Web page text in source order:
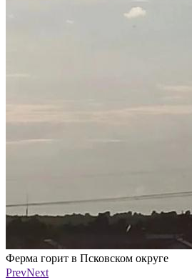
Ферма горит в Псковском округе
Фото: ПАИ
PrevNext